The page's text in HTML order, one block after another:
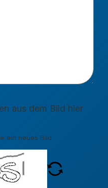
aus dem Bild hier
ein neues Bild